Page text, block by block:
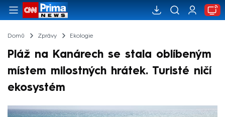
Domů Zprávy Ekologie
Pláž na Kanárech se stala oblíbeným
místem milostných hrátek. Turisté ničí
ekosystém